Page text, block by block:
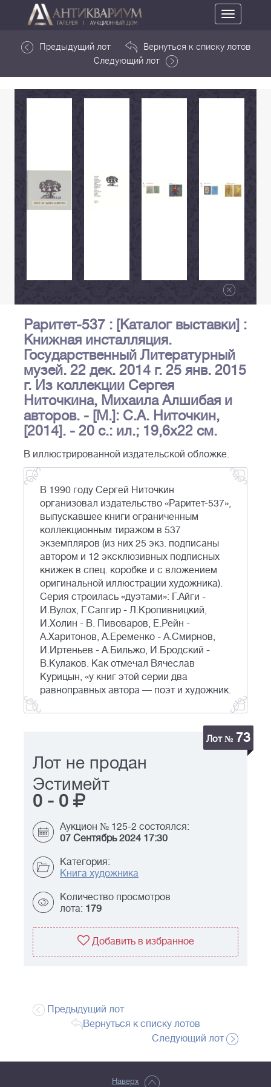
Toggle
navigation
Предыдущий лот
Вернуться к списку лотов
Следующий лот
Раритет-537 : [Каталог выставки] :
Книжная инсталляция.
Государственный Литературный
музей. 22 дек. 2014 г. 25 янв. 2015
г. Из коллекции Сергея
Ниточкина, Михаила Алшибая и
авторов. - [М.]: С.А. Ниточкин,
[2014]. - 20 с.: ил.; 19,6х22 см.
В иллюстрированной издательской обложке.
В 1990 году Сергей Ниточкин
организовал издательство «Раритет-537»,
выпускавшее книги ограниченным
коллекционным тиражом в 537
экземпляров (из них 25 экз. подписаны
автором и 12 эксклюзивных подписных
книжек в спец. коробке и с вложением
оригинальной иллюстрации художника).
Серия строилась «дуэтами»: Г.Айги -
И.Вулох, Г.Сапгир - Л.Кропивницкий,
И.Холин - В. Пивоваров, Е.Рейн -
А.Харитонов, А.Еременко - А.Смирнов,
И.Иртеньев - А.Бильжо, И.Бродский -
В.Кулаков. Как отмечал Вячеслав
Курицын, «у книг этой серии два
равноправных автора — поэт и художник.
Лот № 73
Лот не продан
Эстимейт
0 - 0
Аукцион № 125-2 состоялся:
07 Сентябрь 2024 17:30
Категория:
Книга художника
Количество просмотров
лота: 179
Добавить в избранное
Предыдущий лот
Вернуться к списку лотов
Следующий лот
Наверх